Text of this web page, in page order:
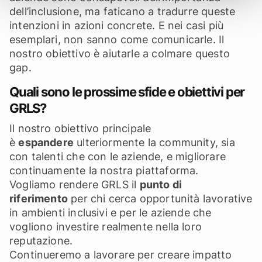
dell’inclusione, ma faticano a tradurre queste
intenzioni in azioni concrete. E nei casi più
esemplari, non sanno come comunicarle. Il
nostro obiettivo è aiutarle a colmare questo
gap.
Quali sono le prossime sfide e obiettivi per
GRLS?
Il nostro obiettivo principale
èespandere ulteriormente la community, sia
con talenti che con le aziende, e migliorare
continuamente la nostra piattaforma.
Vogliamo rendere GRLS il punto di
riferimentoper chi cerca opportunità lavorative
in ambienti inclusivi e per le aziende che
vogliono investire realmente nella loro
reputazione.
Continueremo a lavorare per creare impatto